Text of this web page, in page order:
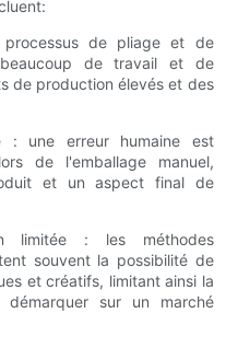
de pliage et de
de travail et de
de production élevés et des
: une erreur humaine est
de l'emballage manuel,
et un aspect final de
limitée : les méthodes
souvent la possibilité de
et créatifs, limitant ainsi la
sur un marché